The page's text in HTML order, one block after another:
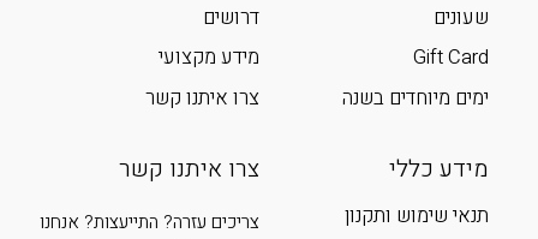
שעונים
Gift Card
ימים מיוחדים בשנה
דרושים
מידע מקצועי
צרו איתנו קשר
מידע כללי
תנאי שימוש ותקנון
צרו איתנו קשר
צריכים עזרה? התייעצות? אנחנו